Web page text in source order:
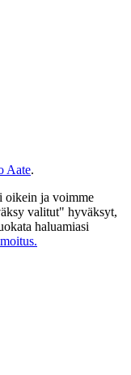
Aate.
oikein ja voimme
valitut" hyväksyt,
haluamiasi